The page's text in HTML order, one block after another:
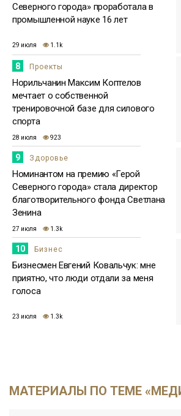
Северного города» проработала в
промышленной науке 16 лет
29 июля 1.1k
8 Проекты
Норильчанин Максим Коптелов
мечтает о собственной
тренировочной базе для силового
спорта
28 июля 923
9 Здоровье
Номинантом на премию «Герой
Северного города» стала директор
благотворительного фонда Светлана
Зенина
27 июля 1.3k
10 Бизнес
Бизнесмен Евгений Ковальчук: мне
приятно, что люди отдали за меня
голоса
23 июля 1.3k
МАТЕРИАЛЫ ПО ТЕМЕ